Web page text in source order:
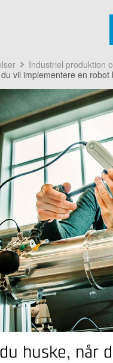
Industriel produktion
vil implementere en
huske, når